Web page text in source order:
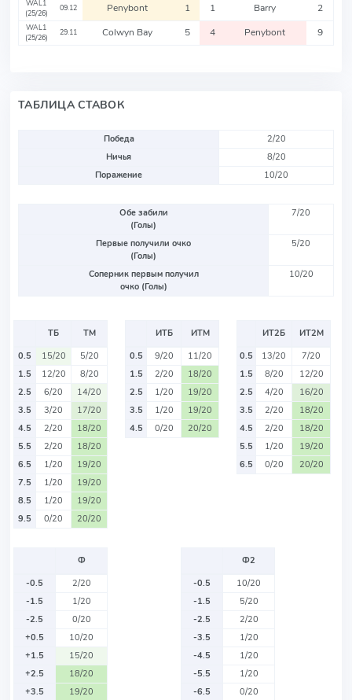
WAL1
(25/26)
09.12 Penybont 1 1 Barry 2
WAL1
(25/26)
29.11 Colwyn Bay 5 4 Penybont 9
ТАБЛИЦА СТАВОК
Победа
2/20
Ничья
8/20
Поражение
10/20
Обе забили
(Голы)
7/20
Первые получили очко
(Голы)
5/20
Соперник первым получил
очко (Голы)
10/20
ТБ
ТМ
0.5
15/20
5/20
1.5
12/20
8/20
2.5
6/20
14/20
3.5
3/20
17/20
4.5
2/20
18/20
5.5
2/20
18/20
6.5
1/20
19/20
7.5
1/20
19/20
8.5
1/20
19/20
9.5
0/20 20/20
ИТБ
ИТМ
0.5
9/20
11/20
1.5
2/20
18/20
2.5
1/20
19/20
3.5
1/20
19/20
4.5
0/20 20/20
ИТ2Б
ИТ2М
0.5
13/20
7/20
1.5
8/20
12/20
2.5
4/20
16/20
3.5
2/20
18/20
4.5
2/20
18/20
5.5
1/20
19/20
6.5
0/20 20/20
Ф
-0.5
2/20
-1.5
1/20
-2.5
0/20
+0.5
10/20
+1.5
15/20
+2.5
18/20
+3.5
19/20
Ф2
-0.5
10/20
-1.5
5/20
-2.5
2/20
-3.5
1/20
-4.5
1/20
-5.5
1/20
-6.5
0/20